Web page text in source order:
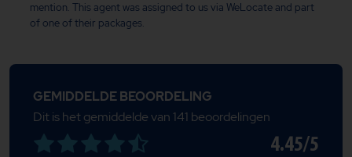
mention. This agent was assigned to us via WeLocate and part
of one of their packages.
GEMIDDELDE BEOORDELING
Dit is het gemiddelde van 141 beoordelingen
4.45/5